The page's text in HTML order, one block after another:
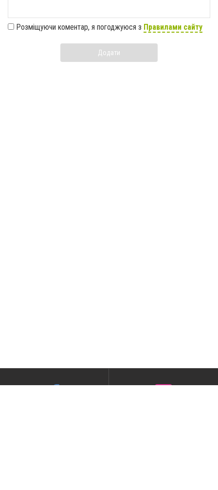
Розміщуючи коментар, я погоджуюся з Правилами сайту
Додати